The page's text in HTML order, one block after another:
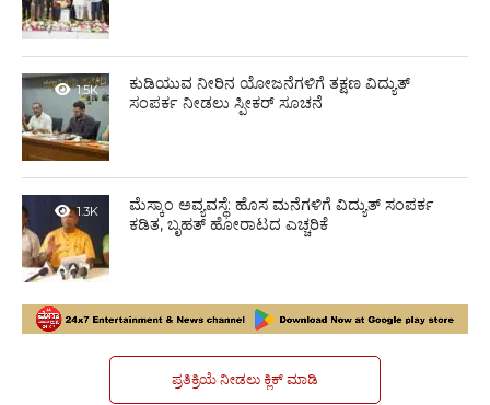
1.5K
ಕುಡಿಯುವ ನೀರಿನ ಯೋಜನೆಗಳಿಗೆ ತಕ್ಷಣ ವಿದ್ಯುತ್
ಸಂಪರ್ಕ ನೀಡಲು ಸ್ಪೀಕರ್ ಸೂಚನೆ
1.3K
ಮೆಸ್ಕಾಂ ಅವ್ಯವಸ್ಥೆ: ಹೊಸ ಮನೆಗಳಿಗೆ ವಿದ್ಯುತ್ ಸಂಪರ್ಕ
ಕಡಿತ, ಬೃಹತ್ ಹೋರಾಟದ ಎಚ್ಚರಿಕೆ
ಪ್ರತಿಕ್ರಿಯೆ ನೀಡಲು ಕ್ಲಿಕ್ ಮಾಡಿ